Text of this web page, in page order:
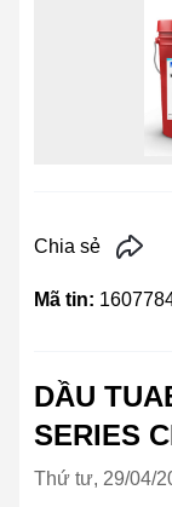
Chia sẻ
Mã tin:
DẦU
SERIES
Thứ tư, 29/04/